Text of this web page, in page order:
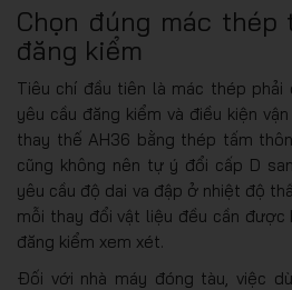
Chọn đúng mác thép
đăng kiểm
Tiêu chí đầu tiên là mác thép phải
yêu cầu đăng kiểm và điều kiện
thay thế AH36 bằng thép tấm
cũng không nên tự ý đổi cấp D
yêu cầu độ dai va đập ở nhiệt độ
mỗi thay đổi vật liệu đều cần được
đăng kiểm xem xét.
Đối với nhà máy đóng tàu, việc